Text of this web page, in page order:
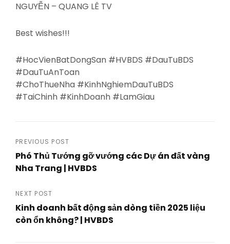
NGUYỄN – QUANG LÊ TV
Best wishes!!!
#HocVienBatDongSan #HVBDS #DauTuBDS
#DauTuAnToan
#ChoThueNha #KinhNghiemDauTuBDS
#TaiChinh #KinhDoanh #LamGiau
Post
navigation
PREVIOUS POST
Phó Thủ Tướng gỡ vướng các Dự án đất vàng
Nha Trang | HVBDS
Post
NEXT POST
Kinh doanh bất động sản dòng tiền 2025 liệu
còn ổn không? | HVBDS